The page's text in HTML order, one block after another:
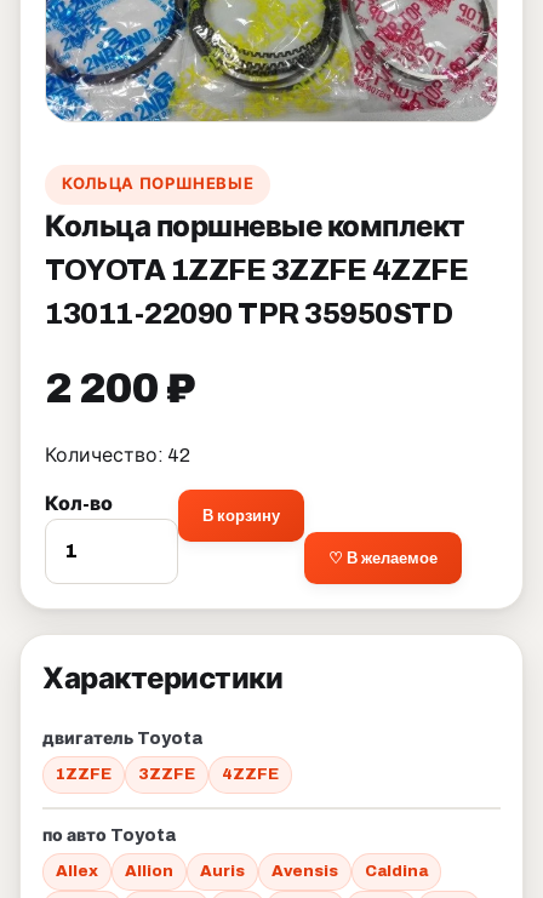
КОЛЬЦА ПОРШНЕВЫЕ
Кольца поршневые комплект
TOYOTA 1ZZFE 3ZZFE 4ZZFE
13011-22090 TPR 35950STD
2 200 ₽
Количество: 42
Кол-во
В корзину
♡ В желаемое
Характеристики
двигатель Toyota
1ZZFE 3ZZFE 4ZZFE
по авто Toyota
Allex Allion Auris Avensis Caldina